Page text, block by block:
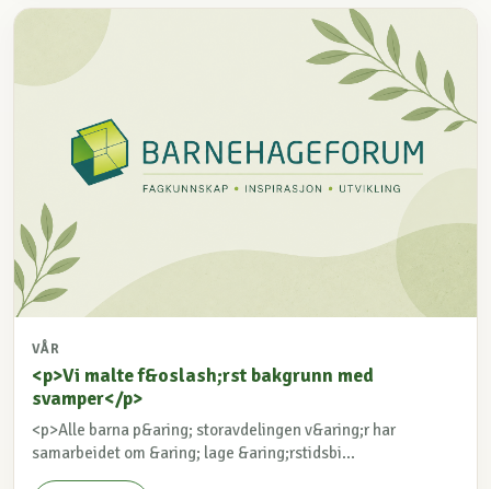
VÅR
<p>Vi malte f&oslash;rst bakgrunn med
svamper</p>
<p>Alle barna p&aring; storavdelingen v&aring;r har
samarbeidet om &aring; lage &aring;rstidsbi...